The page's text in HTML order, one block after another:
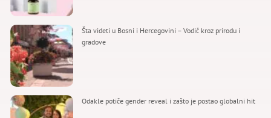
Šta videti u Bosni i Hercegovini – Vodič kroz prirodu i
gradove
Odakle potiče gender reveal i zašto je postao globalni hit